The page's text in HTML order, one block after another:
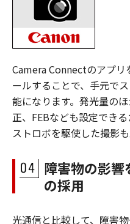
Camera Connectのアプリ
ールすることで、手元で
能になります。発光量の
正、FEBなども設定でき
ストロボを駆使した撮影も
障害物の影
の採用
光通信と比較して、障害